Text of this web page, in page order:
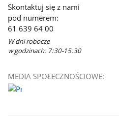
Skontaktuj się z nami
pod numerem:
61 639 64 00
W dni robocze
w godzinach: 7:30-15:30
MEDIA SPOŁECZNOŚCIOWE: